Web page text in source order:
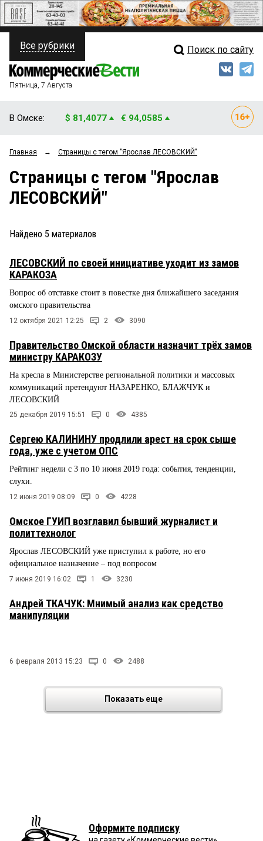
ПОЛИТИКА
ФИНАНСЫ
ОБЩЕСТВО
ЗАКОН
ПРОИСШЕСТВИЯ
СТИЛЬ ЖИЗНИ
Свежий выпуск
Мнения
Рейтинги
Все рубрики Поиск по сайту
Пятница, 7 Августа
В Омске: $ 81,4077 € 94,0585
Главная → Страницы c тегом "Ярослав ЛЕСОВСКИЙ"
Страницы c тегом "Ярослав
ЛЕСОВСКИЙ"
Найдено 5 материалов
ЛЕСОВСКИЙ по своей инициативе уходит из замов
КАРАКОЗА
Вопрос об отставке стоит в повестке дня ближайшего заседания
омского правительства
12 октября 2021 12:25 2 3090
Правительство Омской области назначит трёх замов
министру КАРАКОЗУ
На кресла в Министерстве региональной политики и массовых
коммуникаций претендуют НАЗАРЕНКО, БЛАЖЧУК и
ЛЕСОВСКИЙ
25 декабря 2019 15:51 0 4385
Сергею КАЛИНИНУ продлили арест на срок сыше
года, уже с учетом ОПС
Рейтинг недели с 3 по 10 июня 2019 года: события, тенденции,
слухи.
12 июня 2019 08:09 0 4228
Омское ГУИП возглавил бывший журналист и
политтехнолог
Ярослав ЛЕСОВСКИЙ уже приступил к работе, но его
официальное назначение – под вопросом
7 июня 2019 16:02 1 3230
Андрей ТКАЧУК: Мнимый анализ как средство
манипуляции
6 февраля 2013 15:23 0 2488
Показать еще
Оформите подписку